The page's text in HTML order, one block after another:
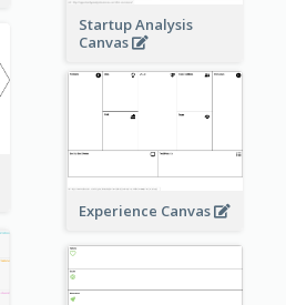
Startup Analysis
Canvas
Experience Canvas